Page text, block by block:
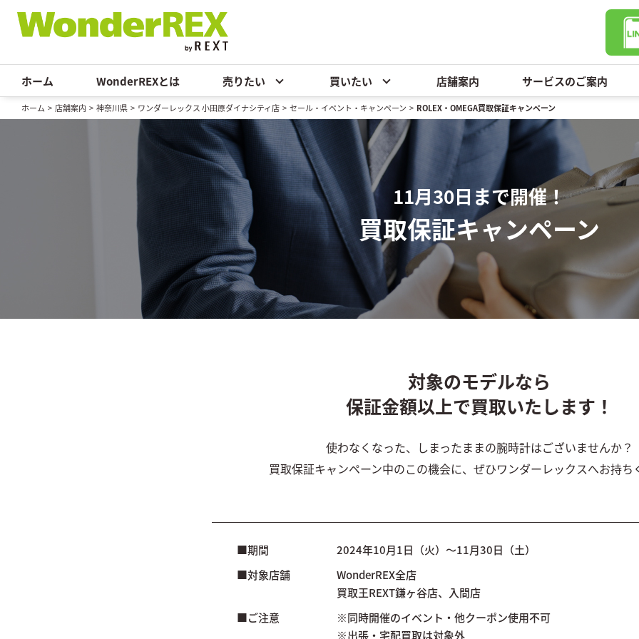
ホーム WonderREXとは 売りたい 買いたい 店舗案内 サービスのご案内
ホーム > 店舗案内 > 神奈川県 > ワンダーレックス 小田原ダイナシティ店 > セール・イベント・キャンペーン > ROLEX・OMEGA買取保証キャンペーン
11月30日まで開催！
買取保証キャンペーン
対象のモデルなら
保証金額以上で買取いたします！
使わなくなった、しまったままの腕時計はございませんか？
買取保証キャンペーン中のこの機会に、ぜひワンダーレックスへお持ち
■期間
2024年10月1日（火）～11月30日（土）
■対象店舗
WonderREX全店
買取王REXT鎌ヶ谷店、入間店
■ご注意
※同時開催のイベント・他クーポン使用不可
※出張・宅配買取は対象外